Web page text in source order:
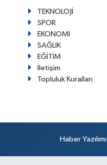
TEKNOLOJİ
SPOR
EKONOMİ
SAĞLIK
EĞİTİM
İletişim
Topluluk Kuralları
Haber Yazılımı